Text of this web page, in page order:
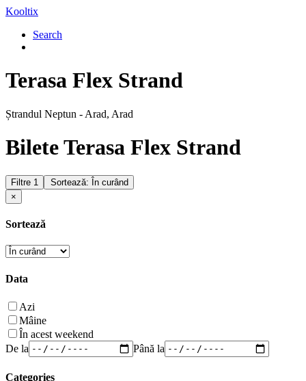
Kooltix
Search
Terasa Flex Strand
Ștrandul Neptun - Arad, Arad
Bilete Terasa Flex Strand
Filtre 1
Sortează: În curând
×
Sortează
Data
Azi
Mâine
În acest weekend
De la
Până la
Categories